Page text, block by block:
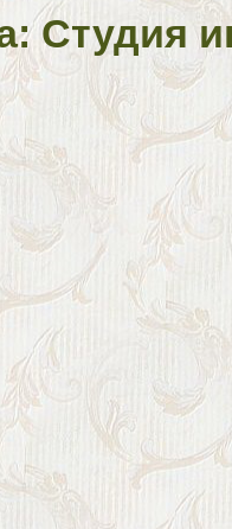
Студия